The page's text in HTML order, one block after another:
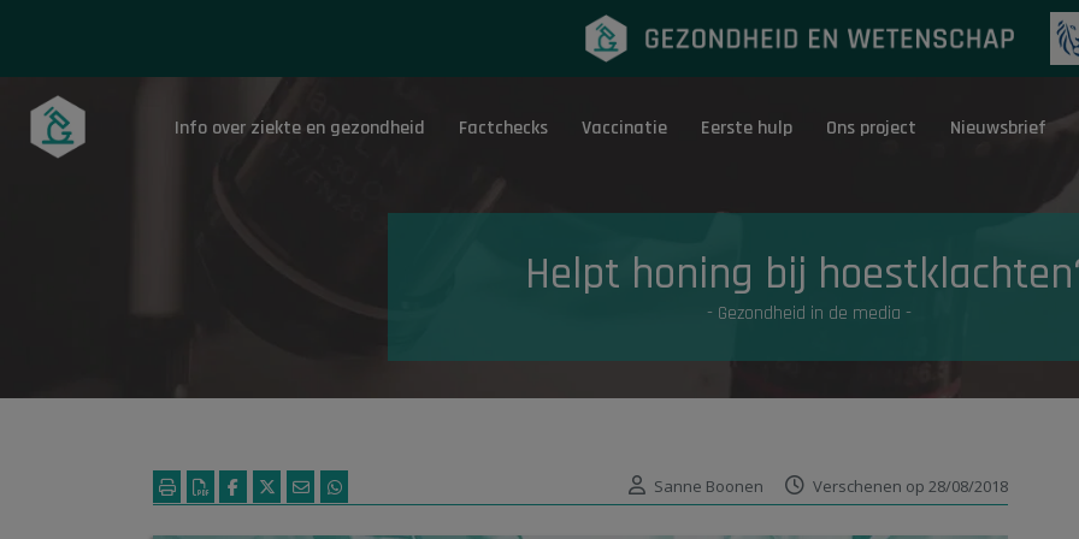
Onderwerpen Eerste hulp
Info over ziekte en gezondheid Factchecks Vaccinatie Eerste hulp Ons project Nieuwsbrief
Helpt honing bij
- Gezondheid in de media -
Sanne Boonen Verschenen op 28/08/2018